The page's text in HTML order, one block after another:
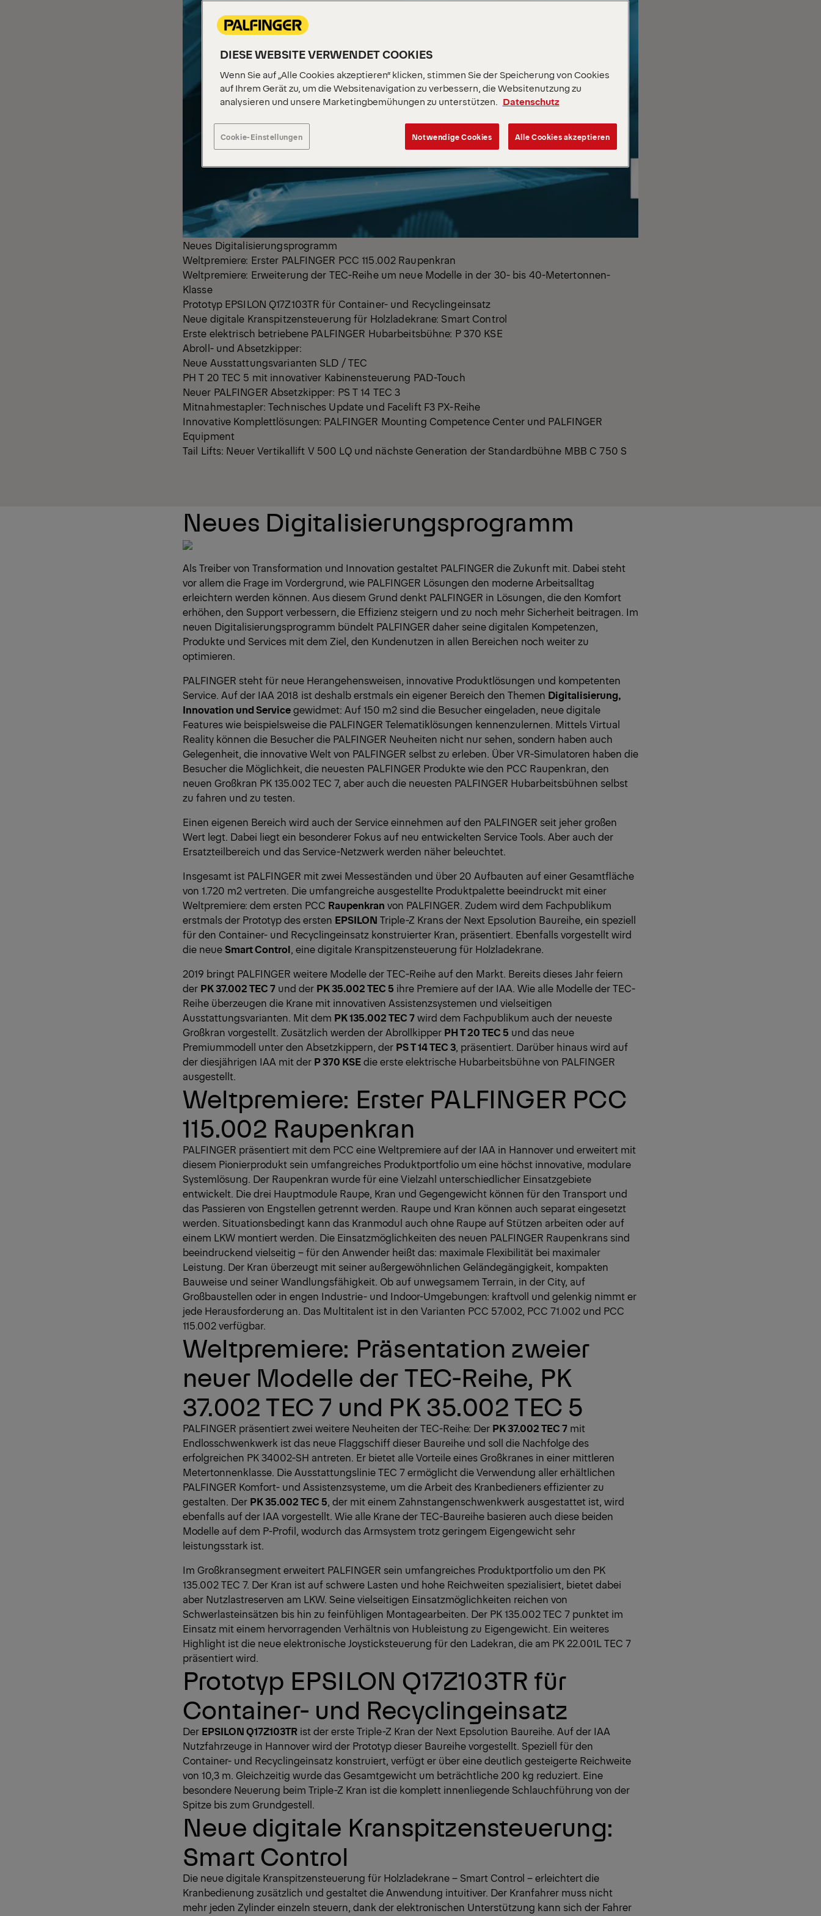
Neues Digitalisierungsprogramm
Weltpremiere: Erster PALFINGER PCC 115.002 Raupenkran
Weltpremiere: Erweiterung der TEC-Reihe um neue Modelle in der 30- bis 40-Metertonnen-
Klasse
Prototyp EPSILON Q17Z103TR für Container- und Recyclingeinsatz
Neue digitale Kranspitzensteuerung für Holzladekrane: Smart Control
Erste elektrisch betriebene PALFINGER Hubarbeitsbühne: P 370 KSE
Abroll- und Absetzkipper:
Neue Ausstattungsvarianten SLD / TEC
PH T 20 TEC 5 mit innovativer Kabinensteuerung PAD-Touch
Neuer PALFINGER Absetzkipper: PS T 14 TEC 3
Mitnahmestapler: Technisches Update und Facelift F3 PX-Reihe
Innovative Komplettlösungen: PALFINGER Mounting Competence Center und PALFINGER
Equipment
Tail Lifts: Neuer Vertikallift V 500 LQ und nächste Generation der Standardbühne MBB C 750 S
Neues Digitalisierungsprogramm
Als Treiber von Transformation und Innovation gestaltet PALFINGER die Zukunft mit. Dabei steht
vor allem die Frage im Vordergrund, wie PALFINGER Lösungen den moderne Arbeitsalltag
erleichtern werden können. Aus diesem Grund denkt PALFINGER in Lösungen, die den Komfort
erhöhen, den Support verbessern, die Effizienz steigern und zu noch mehr Sicherheit beitragen. Im
neuen Digitalisierungsprogramm bündelt PALFINGER daher seine digitalen Kompetenzen,
Produkte und Services mit dem Ziel, den Kundenutzen in allen Bereichen noch weiter zu
optimieren.
PALFINGER steht für neue Herangehensweisen, innovative Produktlösungen und kompetenten
Service. Auf der IAA 2018 ist deshalb erstmals ein eigener Bereich den Themen Digitalisierung,
Innovation und Servicegewidmet: Auf 150 m2 sind die Besucher eingeladen, neue digitale
Features wie beispielsweise die PALFINGER Telematiklösungen kennenzulernen. Mittels Virtual
Reality können die Besucher die PALFINGER Neuheiten nicht nur sehen, sondern haben auch
Gelegenheit, die innovative Welt von PALFINGER selbst zu erleben. Über VR-Simulatoren haben die
Besucher die Möglichkeit, die neuesten PALFINGER Produkte wie den PCC Raupenkran, den
neuen Großkran PK 135.002 TEC 7, aber auch die neuesten PALFINGER Hubarbeitsbühnen selbst
zu fahren und zu testen.
Einen eigenen Bereich wird auch der Service einnehmen auf den PALFINGER seit jeher großen
Wert legt. Dabei liegt ein besonderer Fokus auf neu entwickelten Service Tools. Aber auch der
Ersatzteilbereich und das Service-Netzwerk werden näher beleuchtet.
Insgesamt ist PALFINGER mit zwei Messeständen und über 20 Aufbauten auf einer Gesamtfläche
von 1.720 m2 vertreten. Die umfangreiche ausgestellte Produktpalette beeindruckt mit einer
Weltpremiere: dem ersten PCC Raupenkran von PALFINGER. Zudem wird dem Fachpublikum
erstmals der Prototyp des ersten EPSILON Triple-Z Krans der Next Epsolution Baureihe, ein speziell
für den Container- und Recyclingeinsatz konstruierter Kran, präsentiert. Ebenfalls vorgestellt wird
die neue Smart Control, eine digitale Kranspitzensteuerung für Holzladekrane.
2019 bringt PALFINGER weitere Modelle der TEC-Reihe auf den Markt. Bereits dieses Jahr feiern
der PK 37.002 TEC 7 und der PK 35.002 TEC 5 ihre Premiere auf der IAA. Wie alle Modelle der TEC-
Reihe überzeugen die Krane mit innovativen Assistenzsystemen und vielseitigen
Ausstattungsvarianten. Mit dem PK 135.002 TEC 7wird dem Fachpublikum auch der neueste
Großkran vorgestellt. Zusätzlich werden der Abrollkipper PH T 20 TEC 5 und das neue
Premiummodell unter den Absetzkippern, der PS T 14 TEC 3, präsentiert. Darüber hinaus wird auf
der diesjährigen IAA mit der P 370 KSEdie erste elektrische Hubarbeitsbühne von PALFINGER
ausgestellt.
Weltpremiere: Erster PALFINGER PCC
115.002 Raupenkran
PALFINGER präsentiert mit dem PCC eine Weltpremiere auf der IAA in Hannover und erweitert mit
diesem Pionierprodukt sein umfangreiches Produktportfolio um eine höchst innovative, modulare
Systemlösung. Der Raupenkran wurde für eine Vielzahl unterschiedlicher Einsatzgebiete
entwickelt. Die drei Hauptmodule Raupe, Kran und Gegengewicht können für den Transport und
das Passieren von Engstellen getrennt werden. Raupe und Kran können auch separat eingesetzt
werden. Situationsbedingt kann das Kranmodul auch ohne Raupe auf Stützen arbeiten oder auf
einem LKW montiert werden. Die Einsatzmöglichkeiten des neuen PALFINGER Raupenkrans sind
beeindruckend vielseitig – für den Anwender heißt das: maximale Flexibilität bei maximaler
Leistung. Der Kran überzeugt mit seiner außergewöhnlichen Geländegängigkeit, kompakten
Bauweise und seiner Wandlungsfähigkeit. Ob auf unwegsamem Terrain, in der City, auf
Großbaustellen oder in engen Industrie- und Indoor-Umgebungen: kraftvoll und gelenkig nimmt er
jede Herausforderung an. Das Multitalent ist in den Varianten PCC 57.002, PCC 71.002 und PCC
115.002 verfügbar.
Weltpremiere: Präsentation zweier
neuer Modelle der TEC-Reihe, PK
37.002 TEC 7 und PK 35.002 TEC 5
PALFINGER präsentiert zwei weitere Neuheiten der TEC-Reihe: Der PK 37.002 TEC 7 mit
Endlosschwenkwerk ist das neue Flaggschiff dieser Baureihe und soll die Nachfolge des
erfolgreichen PK 34002-SH antreten. Er bietet alle Vorteile eines Großkranes in einer mittleren
Metertonnenklasse. Die Ausstattungslinie TEC 7 ermöglicht die Verwendung aller erhältlichen
PALFINGER Komfort- und Assistenzsysteme, um die Arbeit des Kranbedieners effizienter zu
gestalten. Der PK 35.002 TEC 5, der mit einem Zahnstangenschwenkwerk ausgestattet ist, wird
ebenfalls auf der IAA vorgestellt. Wie alle Krane der TEC-Baureihe basieren auch diese beiden
Modelle auf dem P-Profil, wodurch das Armsystem trotz geringem Eigengewicht sehr
leistungsstark ist.
Im Großkransegment erweitert PALFINGER sein umfangreiches Produktportfolio um den PK
135.002 TEC 7. Der Kran ist auf schwere Lasten und hohe Reichweiten spezialisiert, bietet dabei
aber Nutzlastreserven am LKW. Seine vielseitigen Einsatzmöglichkeiten reichen von
Schwerlasteinsätzen bis hin zu feinfühligen Montagearbeiten. Der PK 135.002 TEC 7 punktet im
Einsatz mit einem hervorragenden Verhältnis von Hubleistung zu Eigengewicht. Ein weiteres
Highlight ist die neue elektronische Joysticksteuerung für den Ladekran, die am PK 22.001L TEC 7
präsentiert wird.
Prototyp EPSILON Q17Z103TR für
Container- und Recyclingeinsatz
Der EPSILON Q17Z103TR ist der erste Triple-Z Kran der Next Epsolution Baureihe. Auf der IAA
Nutzfahrzeuge in Hannover wird der Prototyp dieser Baureihe vorgestellt. Speziell für den
Container- und Recyclingeinsatz konstruiert, verfügt er über eine deutlich gesteigerte Reichweite
von 10,3 m. Gleichzeitig wurde das Gesamtgewicht um beträchtliche 200 kg reduziert. Eine
besondere Neuerung beim Triple-Z Kran ist die komplett innenliegende Schlauchführung von der
Spitze bis zum Grundgestell.
Neue digitale Kranspitzensteuerung:
Smart Control
Die neue digitale Kranspitzensteuerung für Holzladekrane – Smart Control – erleichtert die
Kranbedienung zusätzlich und gestaltet die Anwendung intuitiver. Der Kranfahrer muss nicht
mehr jeden Zylinder einzeln steuern, dank der elektronischen Unterstützung kann sich der Fahrer
DIESE WEBSITE VERWENDET COOKIES
Wenn Sie auf „Alle Cookies akzeptieren“ klicken, stimmen Sie der Speicherung von Cookies
auf Ihrem Gerät zu, um die Websitenavigation zu verbessern, die Websitenutzung zu
analysieren und unsere Marketingbemühungen zu unterstützen.
Datenschutz
Cookie-Einstellungen Notwendige Cookies Alle Cookies akzeptieren